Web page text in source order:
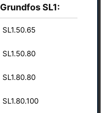
Grundfos SL1:
SL1.50.65
SL1.50.80
SL1.80.80
SL1.80.100